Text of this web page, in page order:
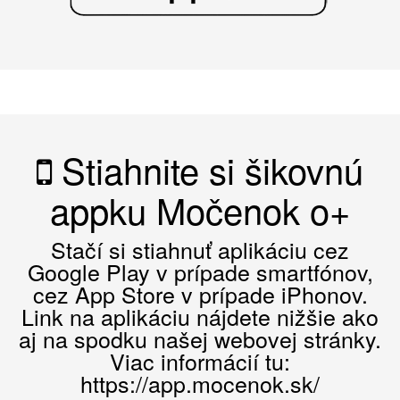
Stiahnite si šikovnú
appku Močenok o+
Stačí si stiahnuť aplikáciu cez
Google Play v prípade smartfónov,
cez App Store v prípade iPhonov.
Link na aplikáciu nájdete nižšie ako
aj na spodku našej webovej stránky.
Viac informácií tu:
https://app.mocenok.sk/